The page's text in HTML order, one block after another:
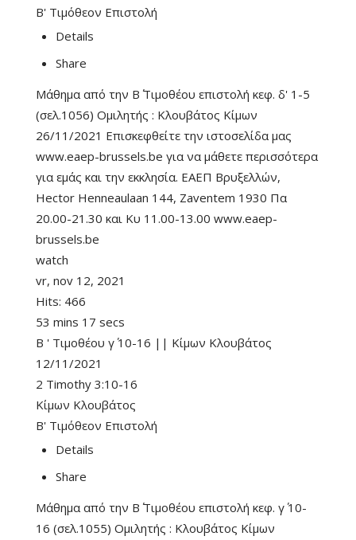
Β' Τιμόθεον Επιστολή
Details
Share
Μάθημα από την Β΄ Τιμοθέου επιστολή κεφ. δ' 1-5
(σελ.1056) Ομιλητής : Κλουβάτος Κίμων
26/11/2021 Επισκεφθείτε την ιστοσελίδα μας
www.eaep-brussels.be για να μάθετε περισσότερα
για εμάς και την εκκλησία. ΕΑΕΠ Βρυξελλών,
Hector Henneaulaan 144, Zaventem 1930 Πα
20.00-21.30 και Κυ 11.00-13.00 www.eaep-
brussels.be
watch
vr, nov 12, 2021
Hits: 466
53 mins 17 secs
Β ' Τιμοθέου γ΄ 10-16 || Κίμων Κλουβάτος
12/11/2021
2 Timothy 3:10-16
Κίμων Κλουβάτος
Β' Τιμόθεον Επιστολή
Details
Share
Μάθημα από την Β΄ Τιμοθέου επιστολή κεφ. γ΄ 10-
16 (σελ.1055) Ομιλητής : Κλουβάτος Κίμων